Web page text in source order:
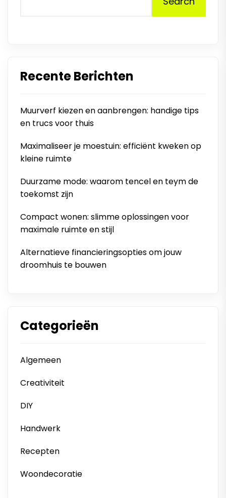
Recente Berichten
Muurverf kiezen en aanbrengen: handige tips
en trucs voor thuis
Maximaliseer je moestuin: efficiënt kweken op
kleine ruimte
Duurzame mode: waarom tencel en teym de
toekomst zijn
Compact wonen: slimme oplossingen voor
maximale ruimte en stijl
Alternatieve financieringsopties om jouw
droomhuis te bouwen
Categorieën
Algemeen
Creativiteit
DIY
Handwerk
Recepten
Woondecoratie